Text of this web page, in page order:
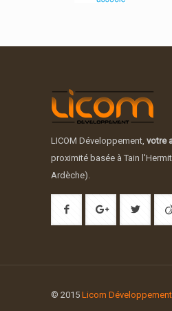
LICOM Développement,votre
proximité basée à Tain
Ardèche).
© 2015Licom Développement